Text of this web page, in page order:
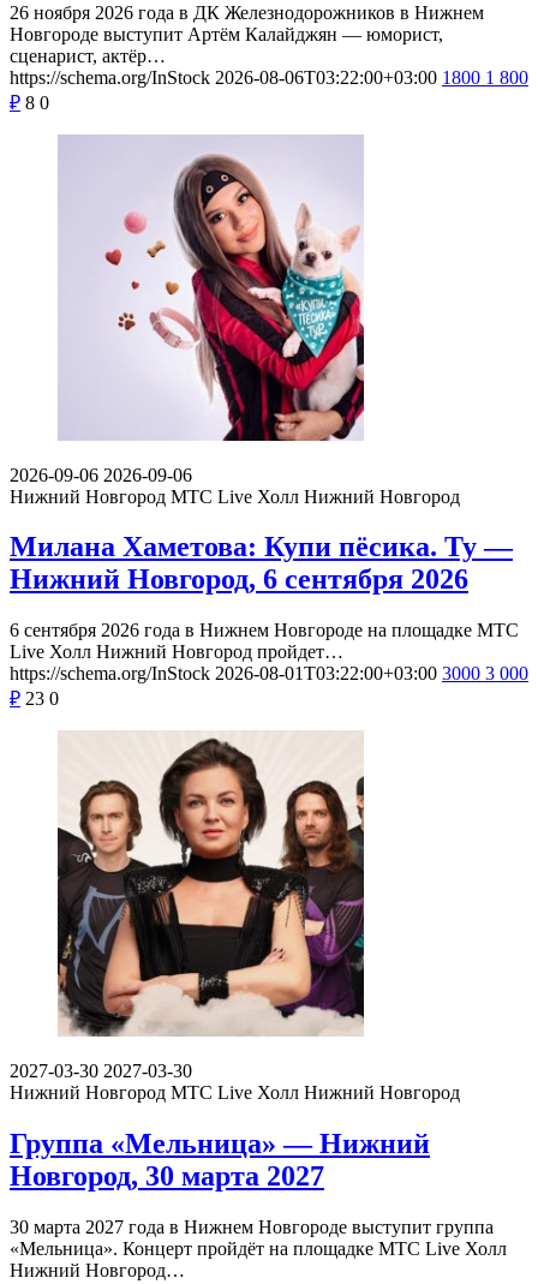
26 ноября 2026 года в ДК Железнодорожников в Нижнем
Новгороде выступит Артём Калайджян — юморист,
сценарист, актёр…
https://schema.org/InStock 2026-08-06T03:22:00+03:00 1800 1 800
₽ 8 0
2026-09-06 2026-09-06
Нижний Новгород МТС Live Холл Нижний Новгород
Милана Хаметова: Купи пёсика. Ту —
Нижний Новгород, 6 сентября 2026
6 сентября 2026 года в Нижнем Новгороде на площадке МТС
Live Холл Нижний Новгород пройдет…
https://schema.org/InStock 2026-08-01T03:22:00+03:00 3000 3 000
₽ 23 0
2027-03-30 2027-03-30
Нижний Новгород МТС Live Холл Нижний Новгород
Группа «Мельница» — Нижний
Новгород, 30 марта 2027
30 марта 2027 года в Нижнем Новгороде выступит группа
«Мельница». Концерт пройдёт на площадке МТС Live Холл
Нижний Новгород…